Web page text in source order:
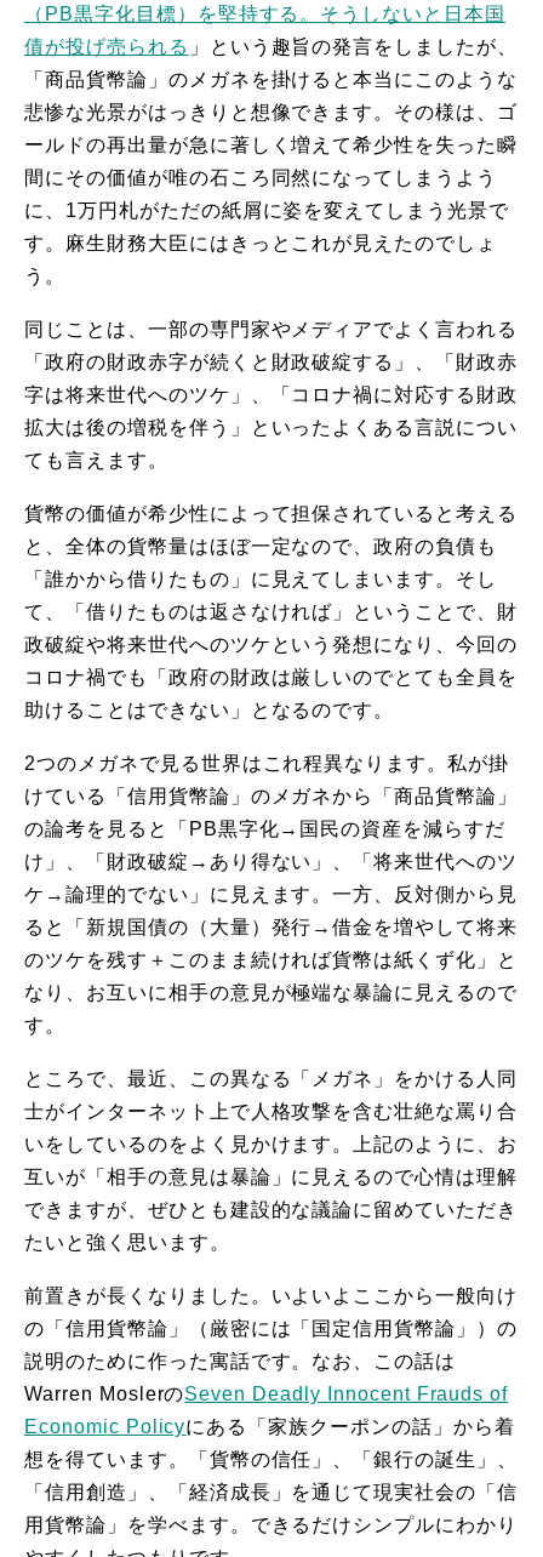
（PB黒字化目標）を堅持する。そうしないと日本国
債が投げ売られる 」という趣旨の発言をしましたが、
「商品貨幣論」のメガネを掛けると本当にこのような
悲惨な光景がはっきりと想像できます。その様は、ゴ
ールドの再出量が急に著しく増えて希少性を失った瞬
間にその価値が唯の石ころ同然になってしまうよう
に、1万円札がただの紙屑に姿を変えてしまう光景で
す。麻生財務大臣にはきっとこれが見えたのでしょ
う。
同じことは、一部の専門家やメディアでよく言われる
「政府の財政赤字が続くと財政破綻する」、「財政赤
字は将来世代へのツケ」、「コロナ禍に対応する財政
拡大は後の増税を伴う」といったよくある言説につい
ても言えます。
貨幣の価値が希少性によって担保されていると考える
と、全体の貨幣量はほぼ一定なので、政府の負債も
「誰かから借りたもの」に見えてしまいます。そし
て、「借りたものは返さなければ」ということで、財
政破綻や将来世代へのツケという発想になり、今回の
コロナ禍でも「政府の財政は厳しいのでとても全員を
助けることはできない」となるのです。
2つのメガネで見る世界はこれ程異なります。私が掛
けている「信用貨幣論」のメガネから「商品貨幣論」
の論考を見ると「PB黒字化→国民の資産を減らすだ
け」、「財政破綻→あり得ない」、「将来世代へのツ
ケ→論理的でない」に見えます。一方、反対側から見
ると「新規国債の（大量）発行→借金を増やして将来
のツケを残す＋このまま続ければ貨幣は紙くず化」と
なり、お互いに相手の意見が極端な暴論に見えるので
す。
ところで、最近、この異なる「メガネ」をかける人同
士がインターネット上で人格攻撃を含む壮絶な罵り合
いをしているのをよく見かけます。上記のように、お
互いが「相手の意見は暴論」に見えるので心情は理解
できますが、ぜひとも建設的な議論に留めていただき
たいと強く思います。
前置きが長くなりました。いよいよここから一般向け
の「信用貨幣論」（厳密には「国定信用貨幣論」）の
説明のために作った寓話です。なお、この話は
Warren MoslerのSeven Deadly Innocent Frauds of
Economic Policyにある「家族クーポンの話」から着
想を得ています。「貨幣の信任」、「銀行の誕生」、
「信用創造」、「経済成長」を通じて現実社会の「信
用貨幣論」を学べます。できるだけシンプルにわかり